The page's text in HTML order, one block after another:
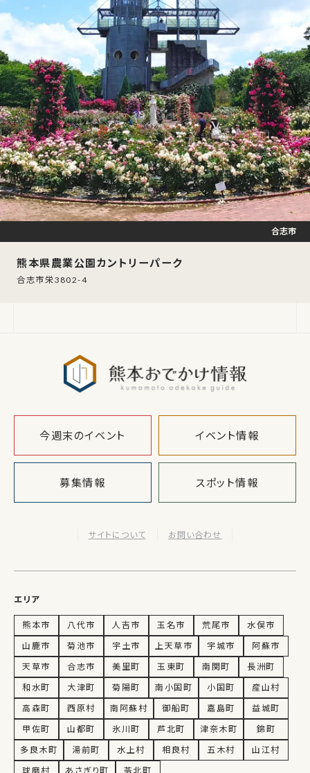
熊本県農業公園カントリーパーク
合志市栄3802-4
合志市
今週末のイベント イベント情報
募集情報 スポット情報
サイトについて お問い合わせ
エリア
熊本市 八代市 人吉市 玉名市 荒尾市
水俣市
山鹿市
菊池市 宇土市 上天草市 宇城市
阿蘇市
天草市
合志市 美里町 玉東町 南関町
長洲町
和水町
大津町 菊陽町 南小国町 小国町
産山村
高森町
西原村 南阿蘇村 御船町 嘉島町
益城町
甲佐町
山都町 氷川町 芦北町 津奈木町
錦町
多良木町
湯前町 水上村 相良村 五木村
山江村
球磨村
あさぎり町 苓北町